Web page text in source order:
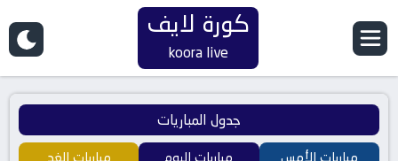
كورة لايف
koora live
جدول المباريات